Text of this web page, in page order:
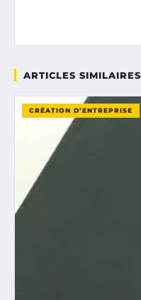
ARTICLES SIMILAIRES
CRÉATION D’ENTREPRISE